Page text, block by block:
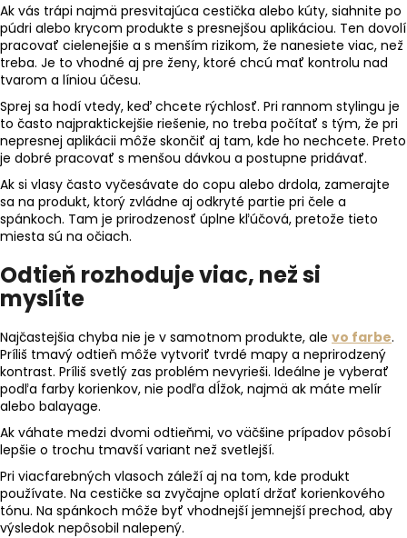
Ak vás trápi najmä presvitajúca cestička alebo kúty, siahnite po
púdri alebo krycom produkte s presnejšou aplikáciou. Ten dovolí
pracovať cielenejšie a s menším rizikom, že nanesiete viac, než
treba. Je to vhodné aj pre ženy, ktoré chcú mať kontrolu nad
tvarom a líniou účesu.
Sprej sa hodí vtedy, keď chcete rýchlosť. Pri rannom stylingu je
to často najpraktickejšie riešenie, no treba počítať s tým, že pri
nepresnej aplikácii môže skončiť aj tam, kde ho nechcete. Preto
je dobré pracovať s menšou dávkou a postupne pridávať.
Ak si vlasy často vyčesávate do copu alebo drdola, zamerajte
sa na produkt, ktorý zvládne aj odkryté partie pri čele a
spánkoch. Tam je prirodzenosť úplne kľúčová, pretože tieto
miesta sú na očiach.
Odtieň rozhoduje viac, než si
myslíte
Najčastejšia chyba nie je v samotnom produkte, ale vo farbe.
Príliš tmavý odtieň môže vytvoriť tvrdé mapy a neprirodzený
kontrast. Príliš svetlý zas problém nevyrieši. Ideálne je vyberať
podľa farby korienkov, nie podľa dĺžok, najmä ak máte melír
alebo balayage.
Ak váhate medzi dvomi odtieňmi, vo väčšine prípadov pôsobí
lepšie o trochu tmavší variant než svetlejší.
Pri viacfarebných vlasoch záleží aj na tom, kde produkt
používate. Na cestičke sa zvyčajne oplatí držať korienkového
tónu. Na spánkoch môže byť vhodnejší jemnejší prechod, aby
výsledok nepôsobil nalepený.